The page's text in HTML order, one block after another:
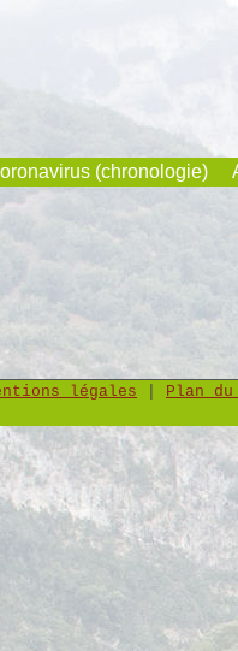
(chronologie)
légales
Plan